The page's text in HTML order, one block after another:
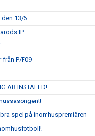
den 13/6
IP
från P/F09
ÄR INSTÄLLD!
spel på inomhuspremiären